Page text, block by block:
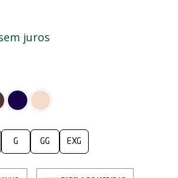
juros
G GG EXG